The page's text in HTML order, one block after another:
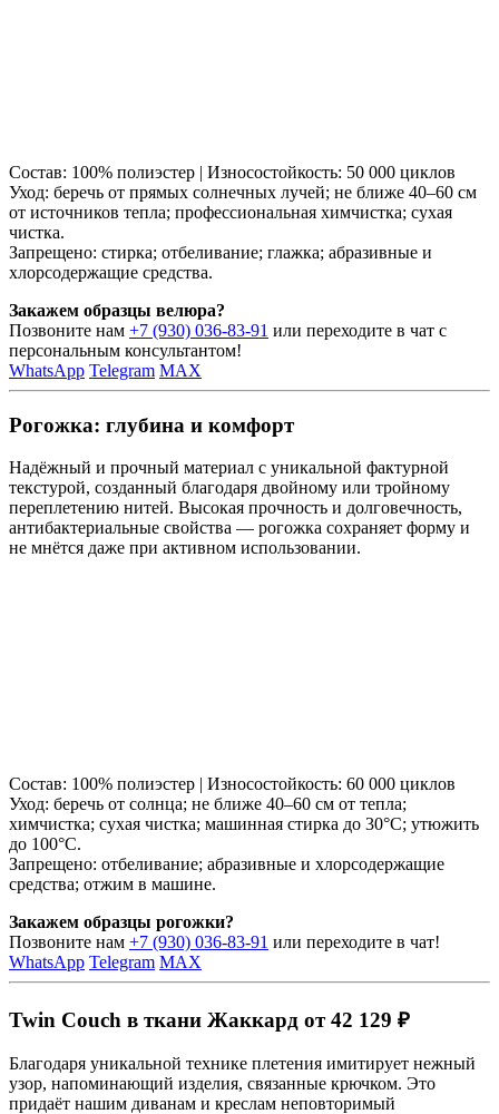
Состав: 100% полиэстер | Износостойкость: 50 000 циклов
Уход: беречь от прямых солнечных лучей; не ближе 40–60 см
от источников тепла; профессиональная химчистка; сухая
чистка.
Запрещено: стирка; отбеливание; глажка; абразивные и
хлорсодержащие средства.
Закажем образцы велюра?
Позвоните нам +7 (930) 036-83-91 или переходите в чат с
персональным консультантом!
WhatsApp Telegram MAX
Рогожка: глубина и комфорт
Надёжный и прочный материал с уникальной фактурной
текстурой, созданный благодаря двойному или тройному
переплетению нитей. Высокая прочность и долговечность,
антибактериальные свойства — рогожка сохраняет форму и
не мнётся даже при активном использовании.
Состав: 100% полиэстер | Износостойкость: 60 000 циклов
Уход: беречь от солнца; не ближе 40–60 см от тепла;
химчистка; сухая чистка; машинная стирка до 30°C; утюжить
до 100°C.
Запрещено: отбеливание; абразивные и хлорсодержащие
средства; отжим в машине.
Закажем образцы рогожки?
Позвоните нам +7 (930) 036-83-91 или переходите в чат!
WhatsApp Telegram MAX
Twin Couch в ткани Жаккард от 42 129 ₽
Благодаря уникальной технике плетения имитирует нежный
узор, напоминающий изделия, связанные крючком. Это
придаёт нашим диванам и креслам неповторимый